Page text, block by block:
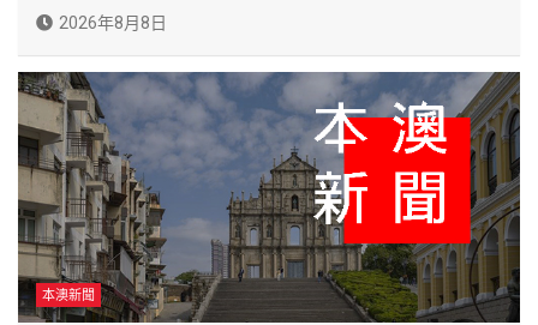
2026年8月8日
本澳新聞